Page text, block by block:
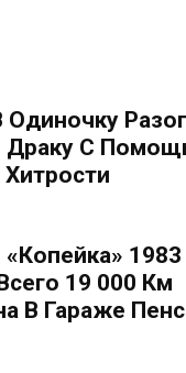
Драку С
19 000 Км
В Гараже